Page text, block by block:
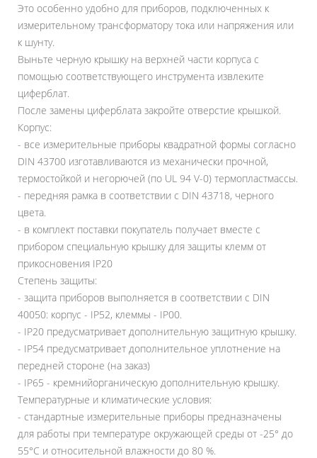
Это особенно удобно для приборов, подключенных к
измерительному трансформатору тока или напряжения или
к шунту.
Выньте черную крышку на верхней части корпуса с
помощью соответствующего инструмента извлеките
циферблат.
После замены циферблата закройте отверстие крышкой.
Корпус:
- все измерительные приборы квадратной формы согласно
DIN 43700 изготавливаются из механически прочной,
термостойкой и негорючей (по UL 94 V-0) термопластмассы.
- передняя рамка в соответствии с DIN 43718, черного
цвета.
- в комплект поставки покупатель получает вместе с
прибором специальную крышку для защиты клемм от
прикосновения IP20
Степень защиты:
- защита приборов выполняется в соответствии с DIN
40050: корпус - IP52, клеммы - IP00.
- IP20 предусматривает дополнительную защитную крышку.
- IP54 предусматривает дополнительное уплотнение на
передней стороне (на заказ)
- IP65 - кремнийорганическую дополнительную крышку.
Температурные и климатические условия:
- стандартные измерительные приборы предназначены
для работы при температуре окружающей среды от -25° до
55°C и относительной влажности до 80 %.